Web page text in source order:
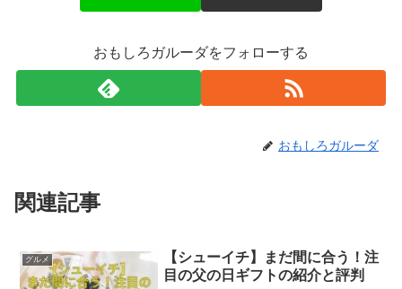
おもしろガルーダをフォローする
おもしろガルーダ
関連記事
グルメ
【シューイチ】まだ間に合う！注
目の父の日ギフトの紹介と評判